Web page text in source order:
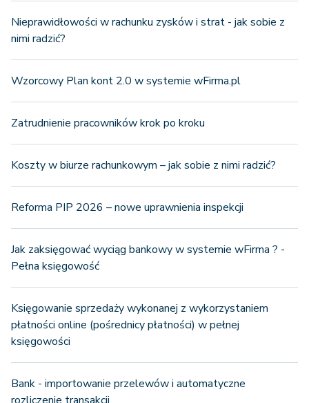
Nieprawidłowości w rachunku zysków i strat - jak sobie z
nimi radzić?
Wzorcowy Plan kont 2.0 w systemie wFirma.pl
Zatrudnienie pracowników krok po kroku
Koszty w biurze rachunkowym – jak sobie z nimi radzić?
Reforma PIP 2026 – nowe uprawnienia inspekcji
Jak zaksięgować wyciąg bankowy w systemie wFirma ? -
Pełna księgowość
Księgowanie sprzedaży wykonanej z wykorzystaniem
płatności online (pośrednicy płatności) w pełnej
księgowości
Bank - importowanie przelewów i automatyczne